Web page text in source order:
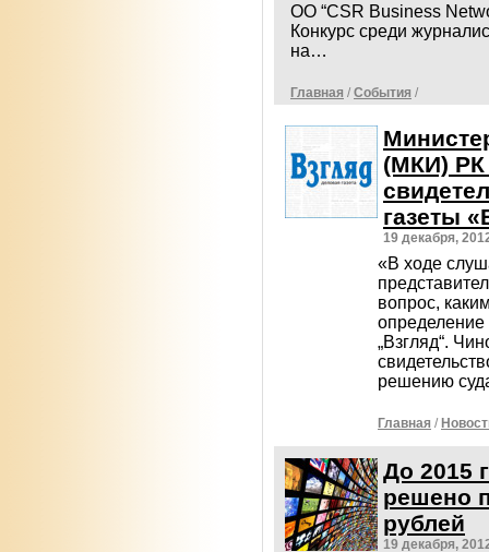
ОО “CSR Business
Конкурс среди
на…
Главная / События /
(МКИ) РК
газеты
19 декабря,
«В ходе
вопрос,
определение
„Взгляд“.
решению
Главная /
До 2015
решено
рублей
19 декабря,